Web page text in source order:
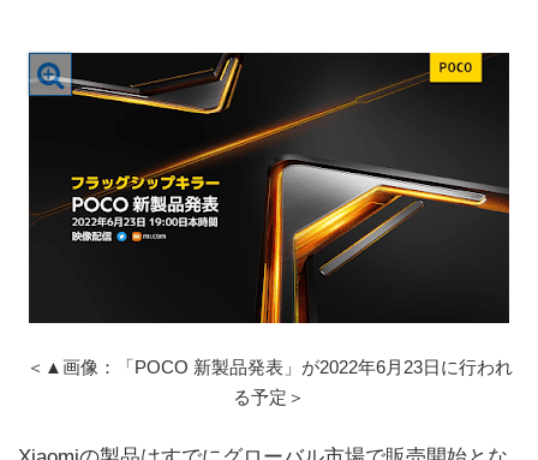
＜▲画像：「POCO 新製品発表」が2022年6月23日に行われ
る予定＞